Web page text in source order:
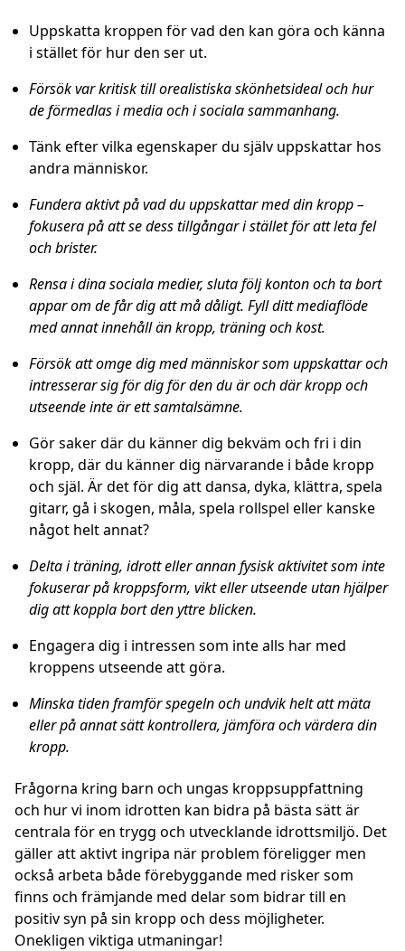
Uppskatta kroppen för vad den kan göra och känna
i stället för hur den ser ut.
Försök var kritisk till orealistiska skönhetsideal och hur
de förmedlas i media och i sociala sammanhang.
Tänk efter vilka egenskaper du själv uppskattar hos
andra människor.
Fundera aktivt på vad du uppskattar med din kropp –
fokusera på att se dess tillgångar i stället för att leta fel
och brister.
Rensa i dina sociala medier, sluta följ konton och ta bort
appar om de får dig att må dåligt. Fyll ditt mediaflöde
med annat innehåll än kropp, träning och kost.
Försök att omge dig med människor som uppskattar och
intresserar sig för dig för den du är och där kropp och
utseende inte är ett samtalsämne.
Gör saker där du känner dig bekväm och fri i din
kropp, där du känner dig närvarande i både kropp
och själ. Är det för dig att dansa, dyka, klättra, spela
gitarr, gå i skogen, måla, spela rollspel eller kanske
något helt annat?
Delta i träning, idrott eller annan fysisk aktivitet som inte
fokuserar på kroppsform, vikt eller utseende utan hjälper
dig att koppla bort den yttre blicken.
Engagera dig i intressen som inte alls har med
kroppens utseende att göra.
Minska tiden framför spegeln och undvik helt att mäta
eller på annat sätt kontrollera, jämföra och värdera din
kropp.
Frågorna kring barn och ungas kroppsuppfattning
och hur vi inom idrotten kan bidra på bästa sätt är
centrala för en trygg och utvecklande idrottsmiljö. Det
gäller att aktivt ingripa när problem föreligger men
också arbeta både förebyggande med risker som
finns och främjande med delar som bidrar till en
positiv syn på sin kropp och dess möjligheter.
Onekligen viktiga utmaningar!